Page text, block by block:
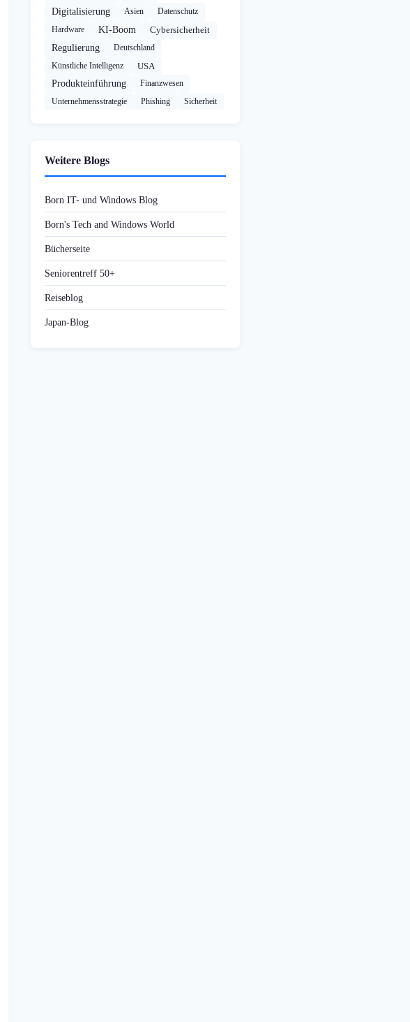
Digitalisierung Asien
Datenschutz
Hardware
KI-Boom
Cybersicherheit
Regulierung
Deutschland
Künstliche Intelligenz
USA
Produkteinführung
Finanzwesen
Unternehmensstrategie
Phishing Sicherheit
Weitere Blogs
Born IT- und Windows Blog
Born's Tech and Windows World
Bücherseite
Seniorentreff 50+
Reiseblog
Japan-Blog